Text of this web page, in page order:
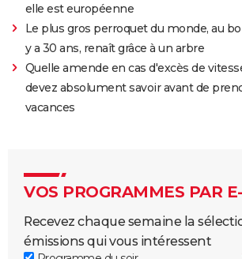
elle est européenne
Le plus gros perroquet du monde, au
y a 30 ans, renaît grâce à un arbre
Quelle amende en cas d'excès de
devez absolument savoir avant de
vacances
VOS PROGRAMMES PAR
Recevez chaque semaine la
émissions qui vous intéressent